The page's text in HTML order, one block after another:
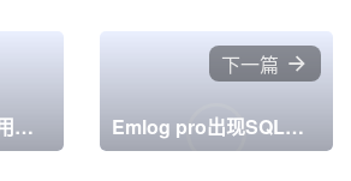
Emlog pro如何使用宝塔面板一键部署安装
下一篇
Emlog pro出现SQL语句报错是什么原因